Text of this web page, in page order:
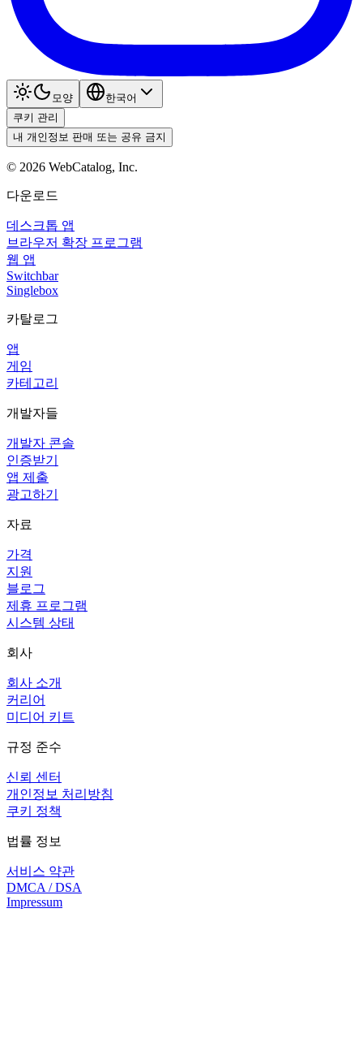
모양
한국어
쿠키 관리
내 개인정보 판매 또는 공유 금지
© 2026 WebCatalog, Inc.
다운로드
데스크톱 앱
브라우저 확장 프로그램
웹 앱
Switchbar
Singlebox
카탈로그
앱
게임
카테고리
개발자들
개발자 콘솔
인증받기
앱 제출
광고하기
자료
가격
지원
블로그
제휴 프로그램
시스템 상태
회사
회사 소개
커리어
미디어 키트
규정 준수
신뢰 센터
개인정보 처리방침
쿠키 정책
법률 정보
서비스 약관
DMCA / DSA
Impressum